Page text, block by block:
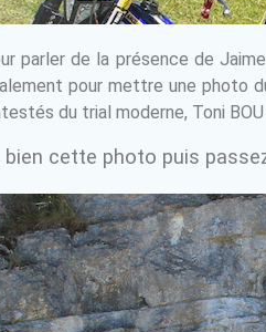
parler de la présence de Jaime
pour mettre une photo
du trial moderne, Toni BOU
bien cette photo puis